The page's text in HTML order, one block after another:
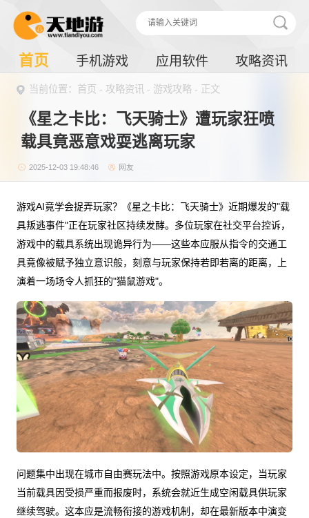
首页 手机游戏 应用软件 攻略资讯
当前位置： 首页 - 攻略资讯 - 游戏攻略 - 正文
《星之卡比：飞天骑士》遭玩家狂喷
载具竟恶意戏耍逃离玩家
2025-12-03 19:48:46 网友
游戏AI竟学会捉弄玩家？《星之卡比：飞天骑士》近期爆发的"载
具叛逃事件"正在玩家社区持续发酵。多位玩家在社交平台控诉，
游戏中的载具系统出现诡异行为——这些本应服从指令的交通工
具竟像被赋予独立意识般，刻意与玩家保持若即若离的距离，上
演着一场场令人抓狂的"猫鼠游戏"。
问题集中出现在城市自由赛玩法中。按照游戏原本设定，当玩家
当前载具因受损严重而报废时，系统会就近生成空闲载具供玩家
继续驾驶。这本应是流畅衔接的游戏机制，却在最新版本中演变